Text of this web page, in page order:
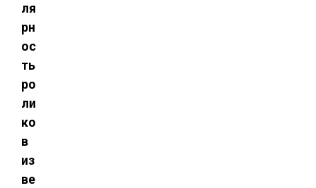
ля
рн
ос
ть
ро
ли
ко
в
из
ве